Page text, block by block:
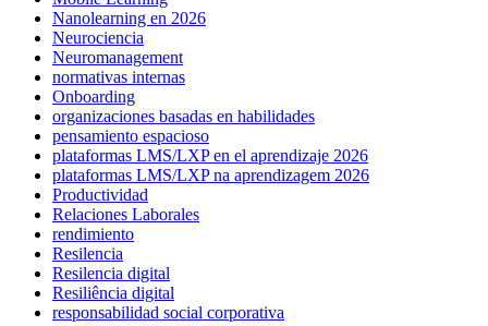
Nanolearning en 2026
Neurociencia
Neuromanagement
normativas internas
Onboarding
organizaciones basadas en habilidades
pensamiento espacioso
plataformas LMS/LXP en el aprendizaje 2026
plataformas LMS/LXP na aprendizagem 2026
Productividad
Relaciones Laborales
rendimiento
Resilencia
Resilencia digital
Resiliência digital
responsabilidad social corporativa